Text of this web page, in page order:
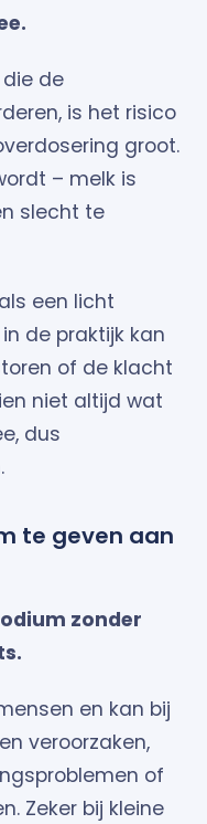
de
is het risico
groot.
– melk is
slecht te
een licht
de praktijk kan
of de klacht
niet altijd wat
dus
te geven aan
zonder
en kan bij
veroorzaken,
of
Zeker bij kleine